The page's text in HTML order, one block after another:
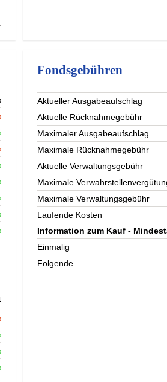
Fondsgebühren
Aktueller Ausgabeaufschlag
Aktuelle Rücknahmegebühr
Maximaler Ausgabeaufschlag
Maximale Rücknahmegebühr
Aktuelle Verwaltungsgebühr
Maximale
Maximale Verwaltungsgebühr
Laufende Kosten
Information zum Kauf -
Einmalig
Folgende